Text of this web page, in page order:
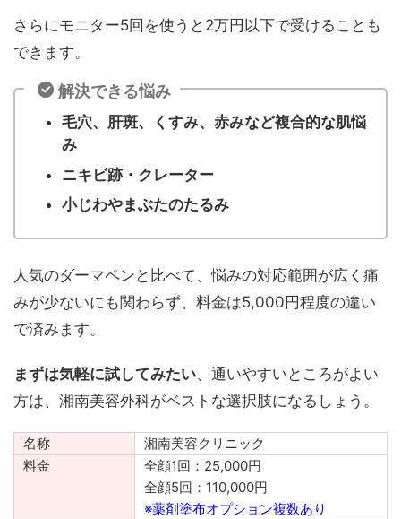
さらにモニター5回を使うと2万円以下で受けることも
できます。
解決できる悩み
毛穴、肝斑、くすみ、赤みなど複合的な肌悩
み
ニキビ跡・クレーター
小じわやまぶたのたるみ
人気のダーマペンと比べて、悩みの対応範囲が広く痛
みが少ないにも関わらず、料金は5,000円程度の違い
で済みます。
まずは気軽に試してみたい、通いやすいところがよい
方は、湘南美容外科がベストな選択肢になるしょう。
名称
湘南美容クリニック
料金
全顔1回：25,000円
全顔5回：110,000円
※薬剤塗布オプション複数あり